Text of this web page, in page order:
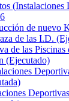
(Instalaciones
de nuevo
de las I.D.
de las Piscinas
(Ejecutado)